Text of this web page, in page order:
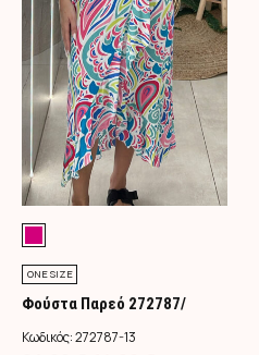
ONE SIZE
Φούστα Παρεό 272787/
Φούξια
Κωδικός:272787-13